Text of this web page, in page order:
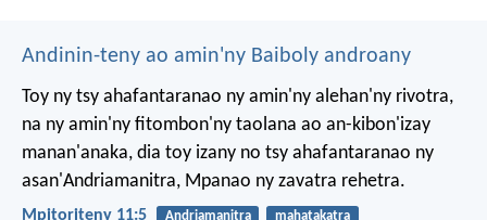
Andinin-teny ao amin'ny Baiboly androany
Toy ny tsy ahafantaranao ny amin'ny alehan'ny rivotra,
na ny amin'ny fitombon'ny taolana ao an-kibon'izay
manan'anaka, dia toy izany no tsy ahafantaranao ny
asan'Andriamanitra, Mpanao ny zavatra rehetra.
Mpitoriteny 11:5 Andriamanitra mahatakatra